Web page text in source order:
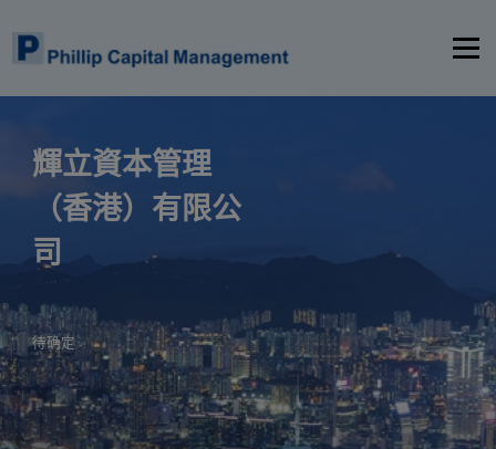
選單
洞察與報告 聯絡我們
輝立資本管理
（香港）有限公
司
待确定